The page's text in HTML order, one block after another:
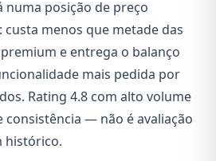
numa posição de preço
menos que metade das
e entrega o balanço
mais pedida por
Rating 4.8 com alto volume
consistência — não é avaliação
histórico.